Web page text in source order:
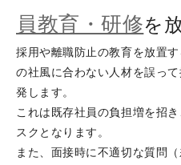
員教育・研修を
採用や離職防止の教育を放置
の社風に合わない人材を誤っ
発します。
これは既存社員の負担増を招
スクとなります。
また、面接時に不適切な質問